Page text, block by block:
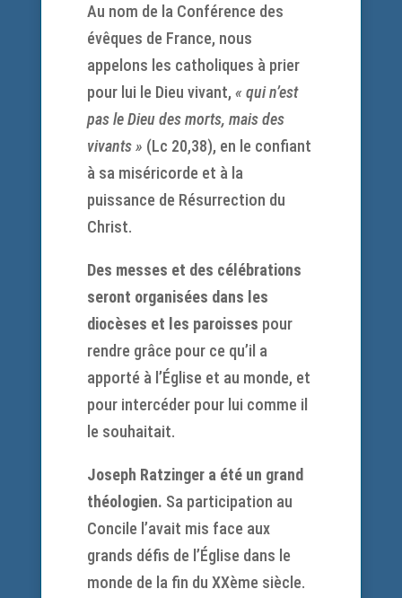
Au nom de la Conférence des
évêques de France, nous
appelons les catholiques à prier
pour lui le Dieu vivant,« qui n’est
pas le Dieu des morts, mais des
vivants » (Lc 20,38), en le confiant
à sa miséricorde et à la
puissance de Résurrection du
Christ.
Des messes et des célébrations
seront organisées dans les
diocèses et les paroisses pour
rendre grâce pour ce qu’il a
apporté à l’Église et au monde, et
pour intercéder pour lui comme il
le souhaitait.
Joseph Ratzinger a été un grand
théologien. Sa participation au
Concile l’avait mis face aux
grands défis de l’Église dans le
monde de la fin du XXème siècle.